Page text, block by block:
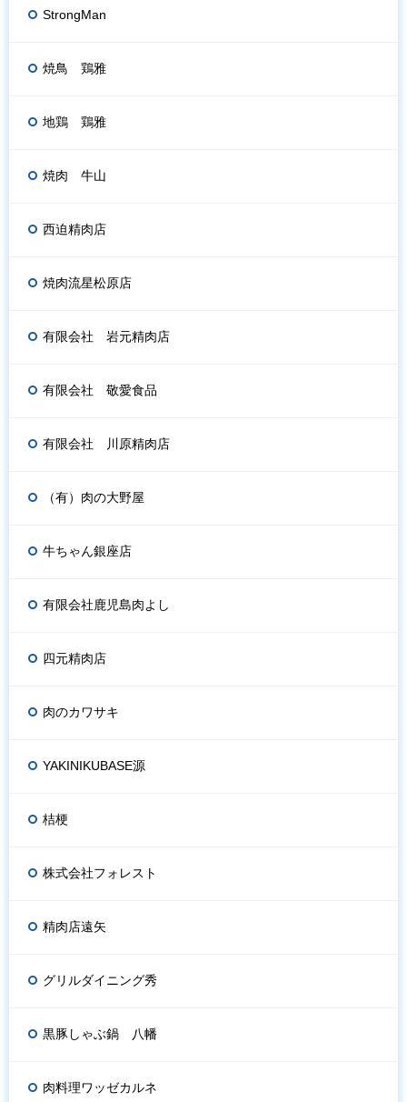
StrongMan
焼鳥 鶏雅
地鶏 鶏雅
焼肉 牛山
西迫精肉店
焼肉流星松原店
有限会社 岩元精肉店
有限会社 敬愛食品
有限会社 川原精肉店
（有）肉の大野屋
牛ちゃん銀座店
有限会社鹿児島肉よし
四元精肉店
肉のカワサキ
YAKINIKUBASE源
桔梗
株式会社フォレスト
精肉店遠矢
グリルダイニング秀
黒豚しゃぶ鍋 八幡
肉料理ワッゼカルネ